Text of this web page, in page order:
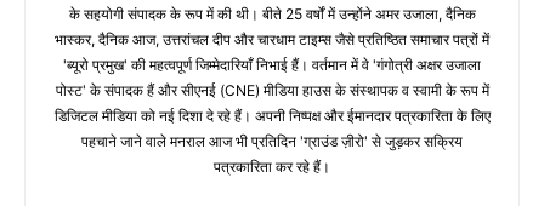
के सहयोगी संपादक के रूप में की थी। बीते 25 वर्षों में उन्होंने अमर उजाला, दैनिक
भास्कर, दैनिक आज, उत्तरांचल दीप और चारधाम टाइम्स जैसे प्रतिष्ठित समाचार पत्रों में
'ब्यूरो प्रमुख' की महत्वपूर्ण जिम्मेदारियाँ निभाई हैं। वर्तमान में वे 'गंगोत्री अक्षर उजाला
पोस्ट' के संपादक हैं और सीएनई (CNE) मीडिया हाउस के संस्थापक व स्वामी के रूप में
डिजिटल मीडिया को नई दिशा दे रहे हैं। अपनी निष्पक्ष और ईमानदार पत्रकारिता के लिए
पहचाने जाने वाले मनराल आज भी प्रतिदिन 'ग्राउंड ज़ीरो' से जुड़कर सक्रिय
पत्रकारिता कर रहे हैं।